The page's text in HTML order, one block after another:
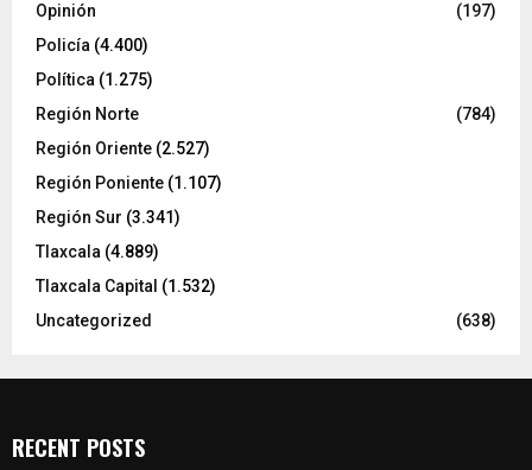
Opinión
(197)
Policía (4.400)
Política (1.275)
Región Norte
(784)
Región Oriente (2.527)
Región Poniente (1.107)
Región Sur (3.341)
Tlaxcala (4.889)
Tlaxcala Capital (1.532)
Uncategorized
(638)
RECENT POSTS